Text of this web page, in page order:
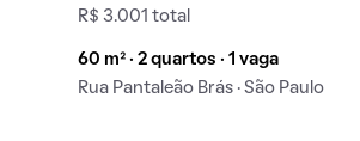
R$ 3.001 total
60 m² · 2 quartos · 1 vaga
Rua Pantaleão Brás · São Paulo